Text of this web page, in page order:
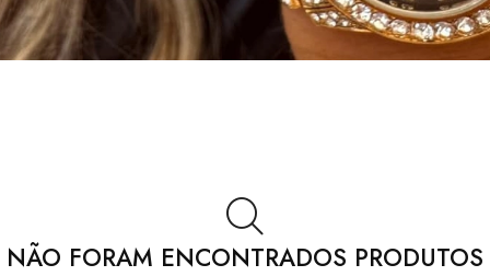
NÃO FORAM ENCONTRADOS PRODUTOS